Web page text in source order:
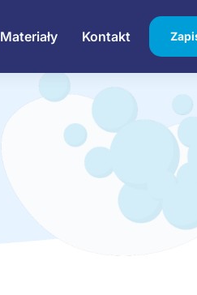
Materiały Kontakt